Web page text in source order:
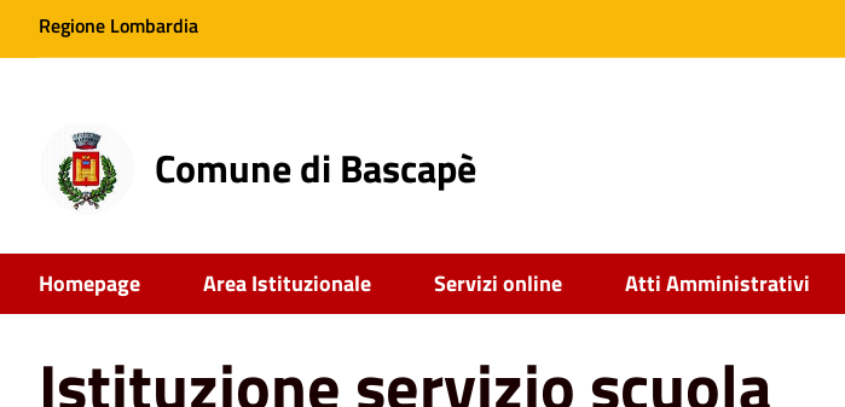
Regione Lombardia
Comune di Bascapè
Homepage Area Istituzionale Servizi online Atti Amministrativi
Home News Istituzione servizio scuola infanzia sezione primavera rivolta ai bambini dai 2
Istituzione servizio scuola